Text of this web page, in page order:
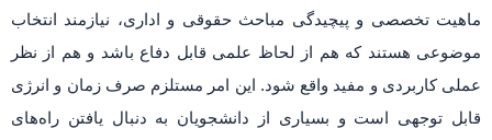
ماهیت تخصصی و پیچیدگی مباحث حقوقی و اداری، نیازمند انتخاب
موضوعی هستند که هم از لحاظ علمی قابل دفاع باشد و هم از نظر
عملی کاربردی و مفید واقع شود. این امر مستلزم صرف زمان و انرژی
قابل توجهی است و بسیاری از دانشجویان به دنبال یافتن راه‌های